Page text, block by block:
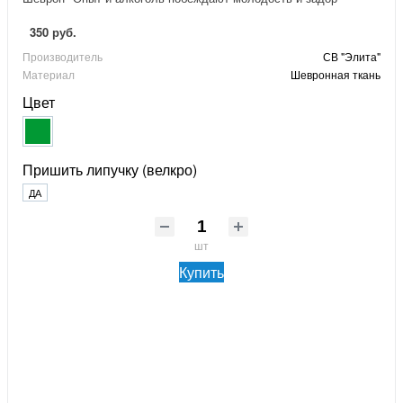
350 руб.
Производитель
СВ "Элита"
Материал
Шевронная ткань
Цвет
Пришить липучку (велкро)
ДА
шт
Купить